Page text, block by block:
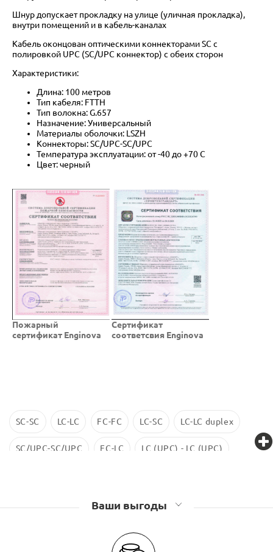
Шнур допускает прокладку на улице (уличная прокладка),
внутри помещений и в кабель-каналах
Кабель оконцован оптическими коннекторами SC с
полировкой UPC (SC/UPC коннектор) с обеих сторон
Характеристики:
Длина: 100 метров
Тип кабеля: FTTH
Тип волокна: G.657
Назначение: Универсальный
Материалы оболочки: LSZH
Коннекторы: SC/UPC-SC/UPC
Температура эксплуатации: от -40 до +70 C
Цвет: черный
Пожарный
сертификат Enginova
Cертификат
соответсвия Enginova
SC-SC LC-LC FC-FC LC-SC LC-LC duplex
SC/UPC-SC/UPC FC-LC LC (UPC) - LC (UPC)
Ваши выгоды